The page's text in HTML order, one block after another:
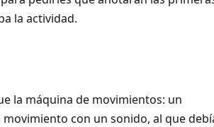
la actividad.
la máquina de movimientos: un
con un sonido, al que